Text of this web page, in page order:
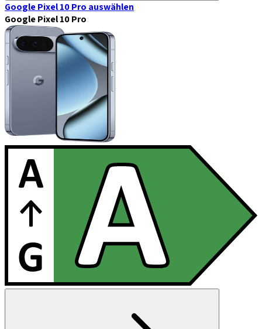
Google Pixel 10 Pro auswählen
Google Pixel 10 Pro